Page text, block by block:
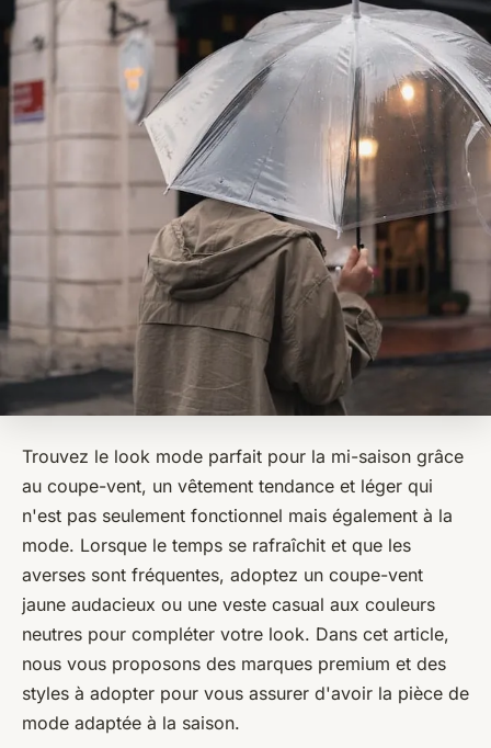
Trouvez le look mode parfait pour la mi-saison grâce
au coupe-vent, un vêtement tendance et léger qui
n'est pas seulement fonctionnel mais également à la
mode. Lorsque le temps se rafraîchit et que les
averses sont fréquentes, adoptez un coupe-vent
jaune audacieux ou une veste casual aux couleurs
neutres pour compléter votre look. Dans cet article,
nous vous proposons des marques premium et des
styles à adopter pour vous assurer d'avoir la pièce de
mode adaptée à la saison.